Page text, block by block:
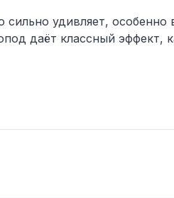
сильно удивляет,
даёт классный эффект,